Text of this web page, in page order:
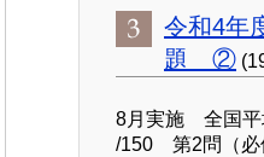
令和4年
題 ②
8月実施 全国
/150 第2問（必